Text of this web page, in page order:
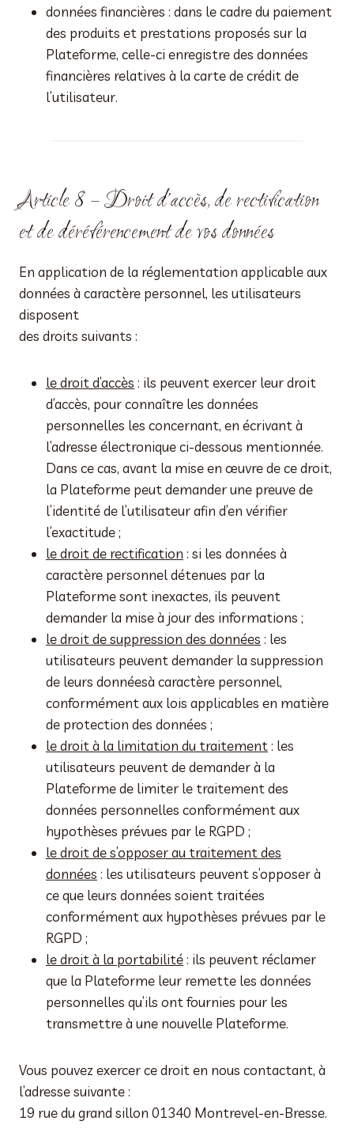
données financières : dans le cadre du paiement
des produits et prestations proposés sur la
Plateforme, celle-ci enregistre des données
financières relatives à la carte de crédit de
l’utilisateur.
Article 8 – Droit d’accès, de rectification
et de déréférencement de vos données
En application de la réglementation applicable aux
données à caractère personnel, les utilisateurs
disposent
des droits suivants :
le droit d’accès : ils peuvent exercer leur droit
d’accès, pour connaître les données
personnelles les concernant, en écrivant à
l’adresse électronique ci-dessous mentionnée.
Dans ce cas, avant la mise en œuvre de ce droit,
la Plateforme peut demander une preuve de
l’identité de l’utilisateur afin d’en vérifier
l’exactitude ;
le droit de rectification : si les données à
caractère personnel détenues par la
Plateforme sont inexactes, ils peuvent
demander la mise à jour des informations ;
le droit de suppression des données : les
utilisateurs peuvent demander la suppression
de leurs donnéesà caractère personnel,
conformément aux lois applicables en matière
de protection des données ;
le droit à la limitation du traitement: les
utilisateurs peuvent de demander à la
Plateforme de limiter le traitement des
données personnelles conformément aux
hypothèses prévues par le RGPD ;
le droit de s’opposer au traitement des
données : les utilisateurs peuvent s’opposer à
ce que leurs données soient traitées
conformément aux hypothèses prévues par le
RGPD ;
le droit à la portabilité: ils peuvent réclamer
que la Plateforme leur remette les données
personnelles qu’ils ont fournies pour les
transmettre à une nouvelle Plateforme.
Vous pouvez exercer ce droit en nous contactant, à
l’adresse suivante :
19 rue du grand sillon 01340 Montrevel-en-Bresse.